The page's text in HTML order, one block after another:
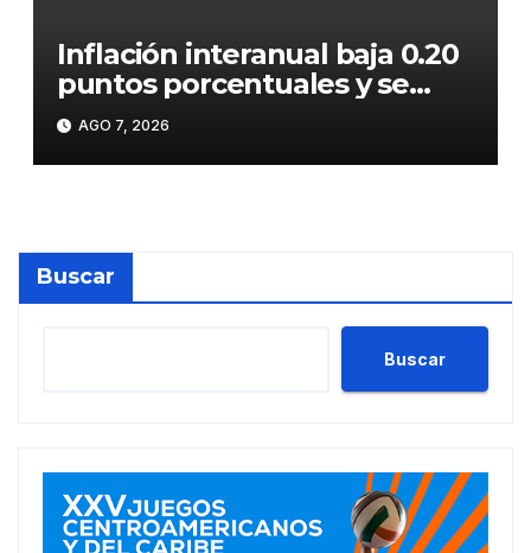
Inflación interanual baja 0.20
puntos porcentuales y se
sitúa en 5.47 %
AGO 7, 2026
Buscar
Buscar